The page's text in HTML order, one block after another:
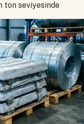
seviyesinde